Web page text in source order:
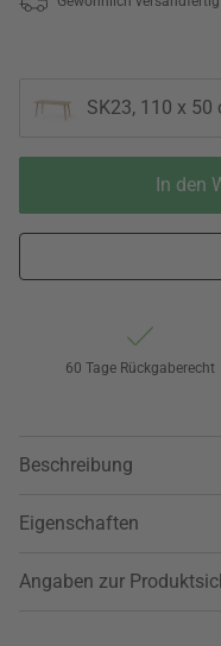
SK23, 110 x 50
In den
60 Tage Rückgaberecht
Beschreibung
Eigenschaften
Angaben zur